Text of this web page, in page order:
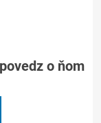
o ňom